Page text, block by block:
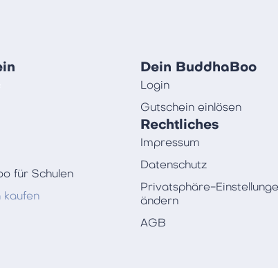
für Schulen
kaufen
Dein BuddhaBoo
Login
Gutschein einlösen
Rechtliches
Impressum
Datenschutz
Privatsphäre-
ändern
AGB